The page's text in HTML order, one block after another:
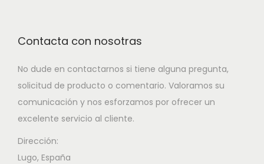
Contacta con nosotras
No dude en contactarnos si tiene alguna pregunta,
solicitud de producto o comentario. Valoramos su
comunicación y nos esforzamos por ofrecer un
excelente servicio al cliente.
Dirección:
Lugo, España